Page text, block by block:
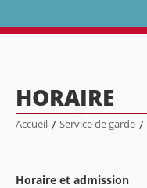
HORAIRE
Accueil / Service de garde /
Horaire et admission